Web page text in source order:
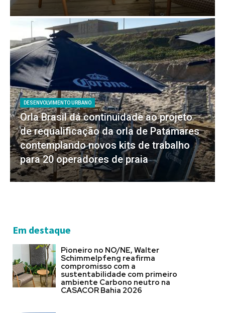
DESENVOLVIMENTO URBANO
Orla Brasil dá continuidade ao projeto
de requalificação da orla de Patamares
contemplando novos kits de trabalho
para 20 operadores de praia
Em destaque
Pioneiro no NO/NE, Walter
Schimmelpfeng reafirma
compromisso com a
sustentabilidade com primeiro
ambiente Carbono neutro na
CASACOR Bahia 2026